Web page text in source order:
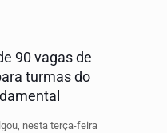
90 vagas de
turmas do
nesta terça-feira